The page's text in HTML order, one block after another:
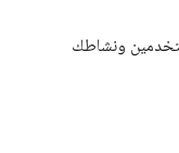
ونشاطك